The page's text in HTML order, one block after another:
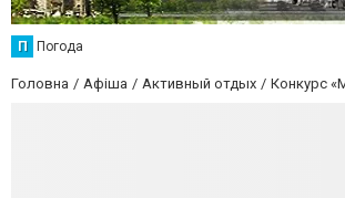
П Погода
Головна Афіша Активный отдых Конкурс